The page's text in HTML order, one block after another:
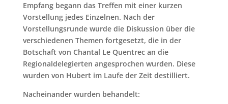
Empfang begann das Treffen mit einer kurzen
Vorstellung jedes Einzelnen. Nach der
Vorstellungsrunde wurde die Diskussion über die
verschiedenen Themen fortgesetzt, die in der
Botschaft von Chantal Le Quentrec an die
Regionaldelegierten angesprochen wurden. Diese
wurden von Hubert im Laufe der Zeit destilliert.
Nacheinander wurden behandelt: